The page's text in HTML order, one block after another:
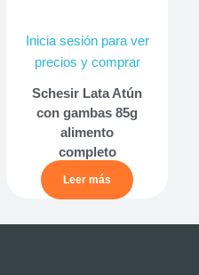
Inicia sesión para ver
precios y comprar
Schesir Lata Atún
con gambas 85g
alimento
completo
Leer más